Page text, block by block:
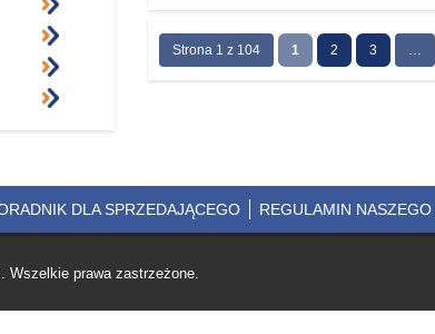
Strona 1 z 104 1 2 3
DLA SPRZEDAJĄCEGO REGULAMIN NASZEGO
Wszelkie prawa zastrzeżone.